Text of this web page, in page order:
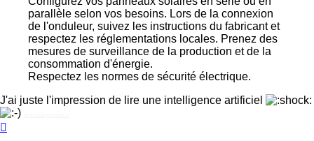
parallèle selon vos besoins. Lors de la connexion
de l'onduleur, suivez les instructions du fabricant et
respectez les réglementations locales. Prenez des
mesures de surveillance de la production et de la
consommation d'énergie.
Respectez les normes de sécurité électrique.
J'ai juste l'impression de lire une intelligence artificiel